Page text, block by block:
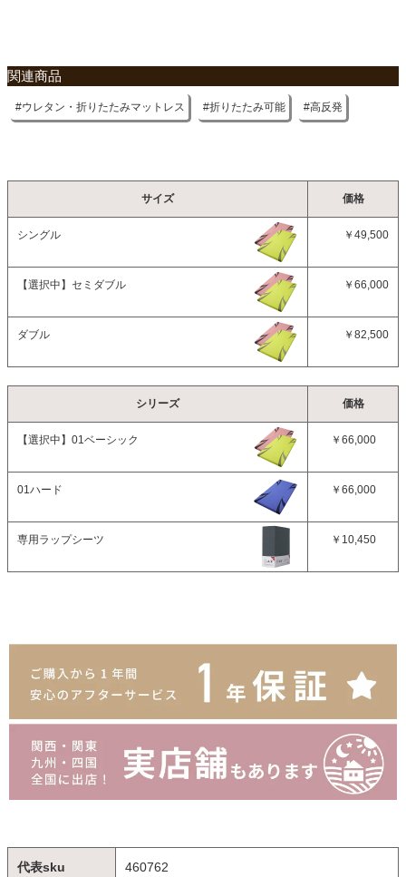
関連商品
ウレタン・折りたたみマットレス 折りたたみ可能 高反発
サイズ 価格
シングル ￥49,500
【選択中】 セミダブル ￥66,000
ダブル ￥82,500
シリーズ 価格
【選択中】 01ベーシック ￥66,000
01ハード ￥66,000
専用ラップシーツ ￥10,450
代表sku 460762